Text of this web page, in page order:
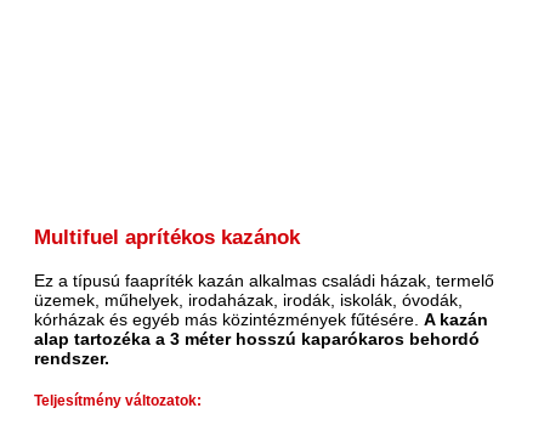
Multifuel aprítékos kazánok
Ez a típusú faapríték kazán alkalmas családi házak, termelő
üzemek, műhelyek, irodaházak, irodák, iskolák, óvodák,
kórházak és egyéb más közintézmények fűtésére. A kazán
alap tartozéka a 3 méter hosszú kaparókaros behordó
rendszer.
Teljesítmény változatok: